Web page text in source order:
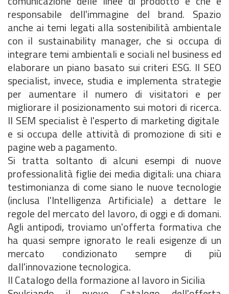
responsabile dell'immagine del brand. Spazio
anche ai temi legati alla sostenibilità ambientale
con il sustainability manager, che si occupa di
integrare temi ambientali e sociali nel business ed
elaborare un piano basato sui criteri ESG. Il SEO
specialist, invece, studia e implementa strategie
per aumentare il numero di visitatori e per
migliorare il posizionamento sui motori di ricerca.
Il SEM specialist è l'esperto di marketing digitale
e si occupa delle attività di promozione di siti e
pagine web a pagamento.
Si tratta soltanto di alcuni esempi di nuove
professionalità figlie dei media digitali: una chiara
testimonianza di come siano le nuove tecnologie
(inclusa l'Intelligenza Artificiale) a dettare le
regole del mercato del lavoro, di oggi e di domani.
Agli antipodi, troviamo un'offerta formativa che
ha quasi sempre ignorato le reali esigenze di un
mercato condizionato sempre di più
dall'innovazione tecnologica.
Il Catalogo della formazione al lavoro in Sicilia